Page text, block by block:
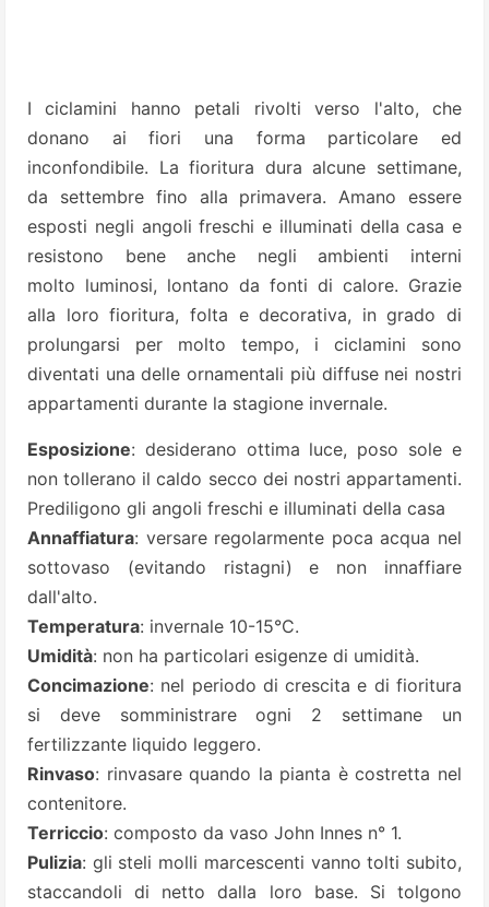
I ciclamini hanno petali rivolti verso l'alto, che
donano ai fiori una forma particolare ed
inconfondibile. La fioritura dura alcune settimane,
da settembre fino alla primavera. Amano essere
esposti negli angoli freschi e illuminati della casa e
resistono bene anche negli ambienti interni
molto luminosi, lontano da fonti di calore. Grazie
alla loro fioritura, folta e decorativa, in grado di
prolungarsi per molto tempo, i ciclamini sono
diventati una delle ornamentali più diffuse nei nostri
appartamenti durante la stagione invernale.
Esposizione: desiderano ottima luce, poso sole e
non tollerano il caldo secco dei nostri appartamenti.
Prediligono gli angoli freschi e illuminati della casa
Annaffiatura: versare regolarmente poca acqua nel
sottovaso (evitando ristagni) e non innaffiare
dall'alto.
Temperatura: invernale 10-15°C.
Umidità: non ha particolari esigenze di umidità.
Concimazione: nel periodo di crescita e di fioritura
si deve somministrare ogni 2 settimane un
fertilizzante liquido leggero.
Rinvaso: rinvasare quando la pianta è costretta nel
contenitore.
Terriccio: composto da vaso John Innes n° 1.
Pulizia: gli steli molli marcescenti vanno tolti subito,
staccandoli di netto dalla loro base. Si tolgono